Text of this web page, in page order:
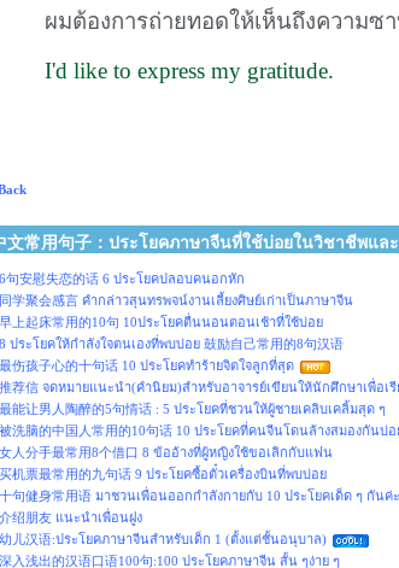
ผมต้องการถ่ายทอดให้เห็นถึงความ
I'd like to express my gratitude.
文常用句子：ประโยคภาษาจีนที่ใช้บ่อยในวิชาชีพแล
6句安慰失恋的话 6 ประโยคปลอบคนอกหัก
同学聚会感言 คำกล่าวสุนทรพจน์งานเลี้ยงศิษย์เก่าเป็นภาษาจีน
早上起床常用的10句 10ประโยคตื่นนอนตอนเช้าที่ใช้บ่อย
8 ประโยคให้กำลังใจตนเองที่พบบ่อย 鼓励自己常用的8句汉语
最伤孩子心的十句话 10 ประโยคทำร้ายจิตใจลูกที่สุด
推荐信 จดหมายแนะนำ(คำนิยม)สำหรับอาจารย์เขียนให้นักศึกษาเพื่อเ
最能让男人陶醉的5句情话 : 5 ประโยคที่ชวนให้ผู้ชายเคลิบเคลิ้มสุด ๆ
被洗脑的中国人常用的10句话 10 ประโยคที่คนจีนโดนล้างสมองกันบ่อ
女人分手最常用8个借口 8 ข้ออ้างที่ผู้หญิงใช้ขอเลิกกับแฟน
买机票最常用的九句话 9 ประโยคซื้อตั๋วเครื่องบินที่พบบ่อย
十句健身常用语 มาชวนเพื่อนออกกำลังกายกับ 10 ประโยคเด็ด ๆ กันค่ะ
介绍朋友 แนะนำเพื่อนฝูง
幼儿汉语:ประโยคภาษาจีนสำหรับเด็ก 1 (ตั้งแต่ชั้นอนุบาล)
深入浅出的汉语口语100句:100 ประโยคภาษาจีน สั้น ๆง่าย ๆ